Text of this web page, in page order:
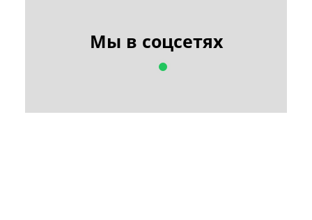
Мы в соцсетях